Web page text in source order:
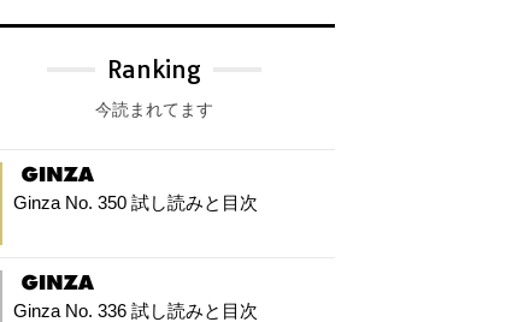
Ranking
今読まれてます
Ginza No. 350 試し読みと目次
Ginza No. 336 試し読みと目次